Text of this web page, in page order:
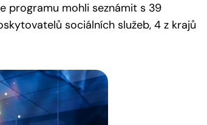
programu mohli seznámit s 39
sociálních služeb, 4 z krajů